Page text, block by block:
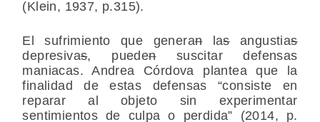
(Klein, 1937, p.315).
El sufrimiento que generanlasangustias
depresivas, puedensuscitar defensas
maniacas. Andrea Córdova plantea que la
finalidad de estas defensas “consiste en
reparar al objeto sin experimentar
sentimientos de culpa o perdida” (2014, p.